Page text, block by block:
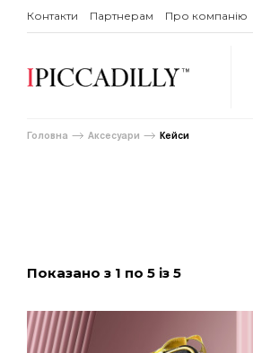
Контакти Партнерам Про компанію
Головна Аксесуари Кейси
Показано з 1 по 5 із 5